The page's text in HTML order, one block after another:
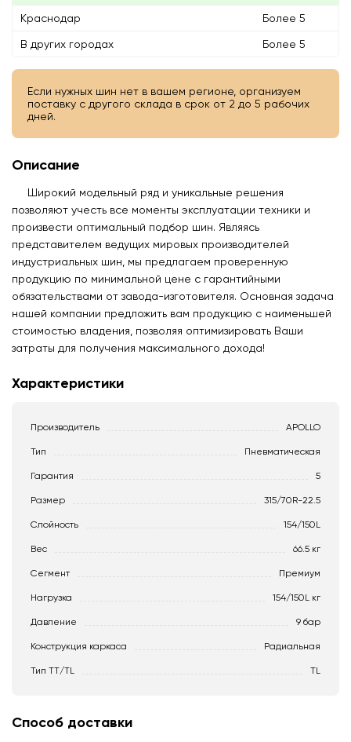
Краснодар Более 5
В других городах Более 5
Если нужных шин нет в вашем регионе, организуем
поставку с другого склада в срок от 2 до 5 рабочих
дней.
Описание
Широкий модельный ряд и уникальные решения
позволяют учесть все моменты эксплуатации техники и
произвести оптимальный подбор шин. Являясь
представителем ведущих мировых производителей
индустриальных шин, мы предлагаем проверенную
продукцию по минимальной цене с гарантийными
обязательствами от завода-изготовителя. Основная задача
нашей компании предложить вам продукцию с наименьшей
стоимостью владения, позволяя оптимизировать Ваши
затраты для получения максимального дохода!
Характеристики
Производитель APOLLO
Тип Пневматическая
Гарантия 5
Размер 315/70R-22.5
Слойность 154/150L
Вес 66.5 кг
Сегмент Премиум
Нагрузка 154/150L кг
Давление 9 бар
Конструкция каркаса Радиальная
Тип TT/TL TL
Способ доставки